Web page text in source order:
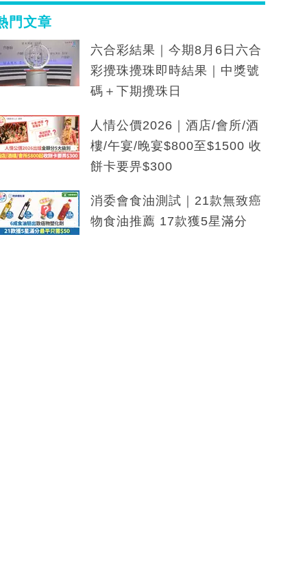
門文章
六合彩結果｜今期8月6日六合
彩攪珠攪珠即時結果｜中獎號
碼＋下期攪珠日
人情公價2026｜酒店/會所/酒
樓/午宴/晚宴$800至$1500 收
餅卡要畀$300
消委會食油測試｜21款無致癌
物食油推薦 17款獲5星滿分